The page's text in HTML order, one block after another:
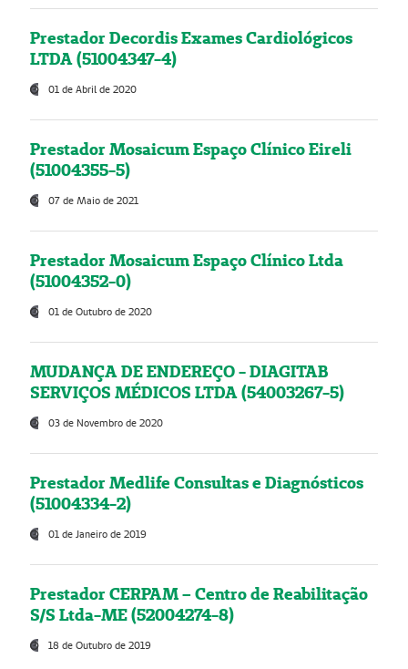
Prestador Decordis Exames Cardiológicos
LTDA (51004347-4)
01 de Abril de 2020
Prestador Mosaicum Espaço Clínico Eireli
(51004355-5)
07 de Maio de 2021
Prestador Mosaicum Espaço Clínico Ltda
(51004352-0)
01 de Outubro de 2020
MUDANÇA DE ENDEREÇO - DIAGITAB
SERVIÇOS MÉDICOS LTDA (54003267-5)
03 de Novembro de 2020
Prestador Medlife Consultas e Diagnósticos
(51004334-2)
01 de Janeiro de 2019
Prestador CERPAM – Centro de Reabilitação
S/S Ltda-ME (52004274-8)
18 de Outubro de 2019